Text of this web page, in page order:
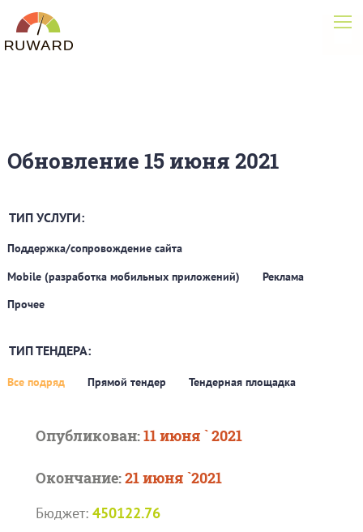
Обновление 15 июня 2021
ТИП УСЛУГИ:
Поддержка/сопровождение сайта
Mobile (разработка мобильных приложений)
Реклама
Прочее
ТИП ТЕНДЕРА:
Все подряд Прямой тендер Тендерная площадка
Опубликован:11 июня ` 2021
Окончание:21 июня `2021
Бюджет: 450122.76